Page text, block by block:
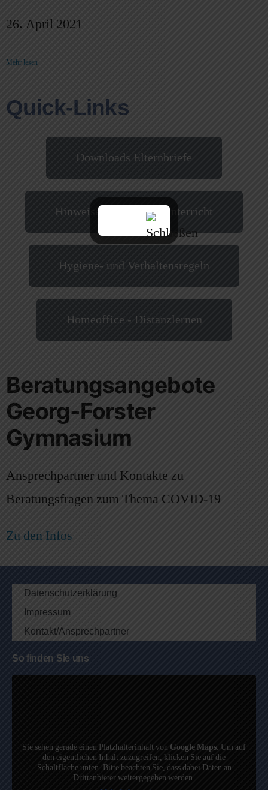
26. April 2021
Mehr lesen
Quick-Links
Downloads Elternbriefe
Hinweise zum Präsenzunterricht
Hygiene- und Verhaltensregeln
Homeoffice - Distanzlernen
Beratungsangebote
Georg-Forster
Gymnasium
Ansprechpartner und Kontakte zu
Beratungsfragen zum Thema COVID-19
Zu den Infos
Datenschutzerklärung
Impressum
Kontakt/Ansprechpartner
So finden Sie uns
Sie sehen gerade einen Platzhalterinhalt von Google Maps. Um auf
den eigentlichen Inhalt zuzugreifen, klicken Sie auf die
Schaltfläche unten. Bitte beachten Sie, dass dabei Daten an
Drittanbieter weitergegeben werden.